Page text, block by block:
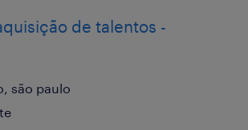
de talentos -
são paulo